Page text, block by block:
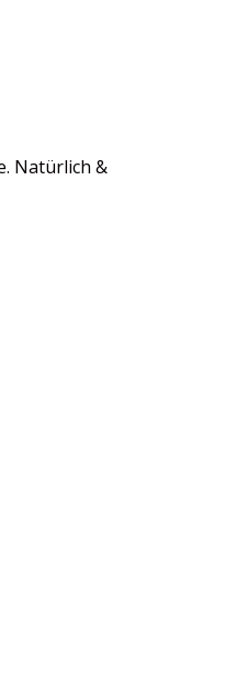
Natürlich &